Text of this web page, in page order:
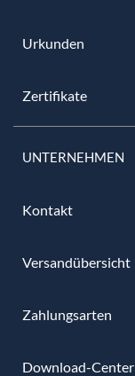
Urkunden
Zertifikate
UNTERNEHMEN
Kontakt
Versandübersicht
Zahlungsarten
Download-Center